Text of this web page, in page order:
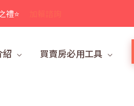
禮⭐
紹 買賣房必用工具